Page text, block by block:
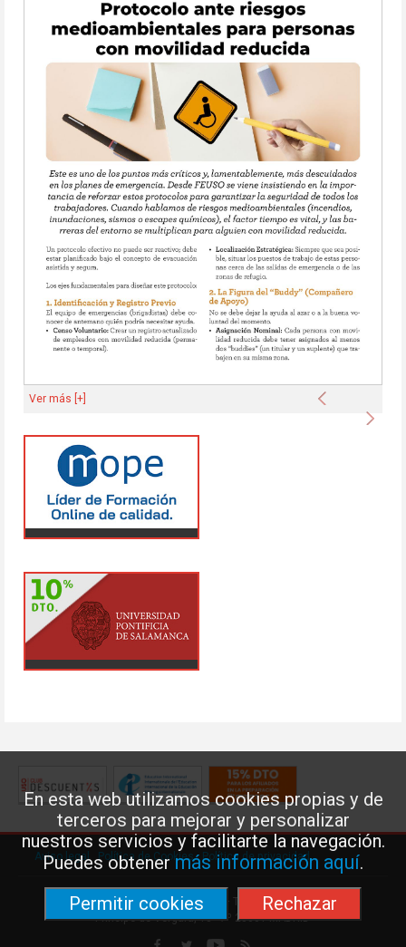
En esta web utilizamos cookies propias y de
terceros para mejorar y personalizar
nuestros servicios y facilitarte la navegación.
Puedes obtenermás información aquí.
Permitir cookies
Rechazar
Anterior
Ver más [+]
Aviso legal·Política de Cookies·Política de privacidad
Federación de Enseñanza de USO · Teléfono: 91 577 41 13 ·
Príncipe de Vergara, 13 · 7º 28001 MADRID